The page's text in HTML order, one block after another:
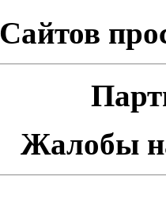
Сайтов
Жалобы